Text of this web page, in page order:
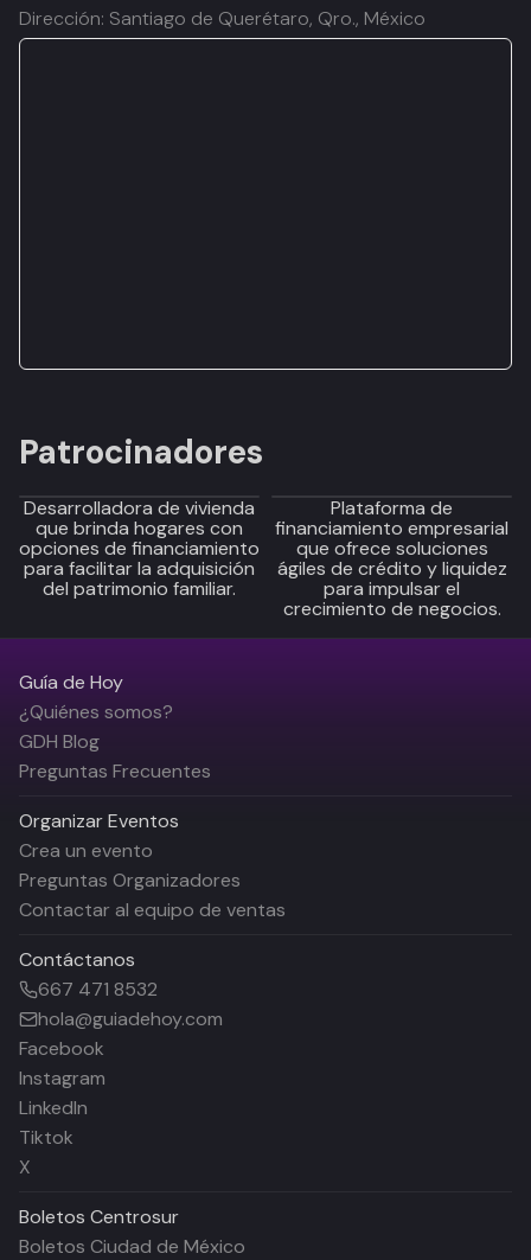
Dirección: Santiago de Querétaro, Qro., México
Patrocinadores
Desarrolladora de vivienda
que brinda hogares con
opciones de financiamiento
para facilitar la adquisición
del patrimonio familiar.
Plataforma de
financiamiento empresarial
que ofrece soluciones
ágiles de crédito y liquidez
para impulsar el
crecimiento de negocios.
Guía de Hoy
¿Quiénes somos?
GDH Blog
Preguntas Frecuentes
Organizar Eventos
Crea un evento
Preguntas Organizadores
Contactar al equipo de ventas
Contáctanos
667 471 8532
hola@guiadehoy.com
Facebook
Instagram
LinkedIn
Tiktok
X
Boletos Centrosur
Boletos Ciudad de México